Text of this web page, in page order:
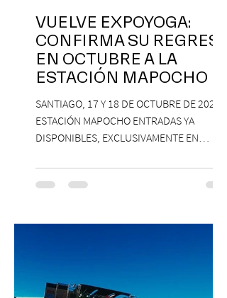
VUELVE EXPOYOGA:
CONFIRMA SU REGRESO
EN OCTUBRE A LA
ESTACIÓN MAPOCHO
SANTIAGO, 17 Y 18 DE OCTUBRE DE 2026,
ESTACIÓN MAPOCHO ENTRADAS YA
DISPONIBLES, EXCLUSIVAMENTE EN
con una edición renovada que reunirá
yoga, bienestar y vida consciente, con la
Antonella Orsini, Yoga Woman y más
Centro Cultural Estación Mapocho, espacio